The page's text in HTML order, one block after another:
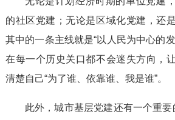
的社区党建；无论是区域化党建，还
其中的一条主线就是“以人民为中心的
在每一个历史关口都不会迷失方向，
清楚自己“为了谁、依靠谁、我是谁”。
此外，城市基层党建还有一个重